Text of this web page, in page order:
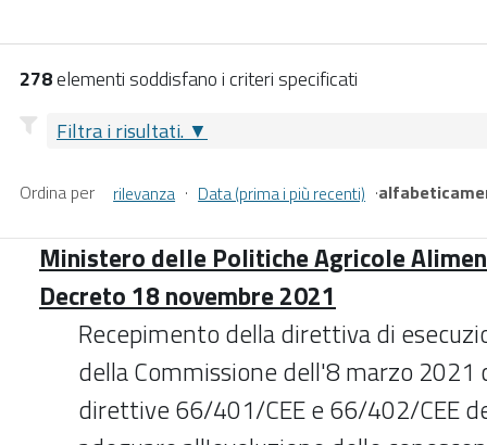
278elementi soddisfano i criteri specificati
Filtra i risultati.
Ordina per rilevanza · Data (prima i più recenti) ·
Ministero delle Politiche Agricole
Decreto 18 novembre 2021
Recepimento della direttiva di
della Commissione dell'8 marzo 2021
direttive 66/401/CEE e 66/402/CEE